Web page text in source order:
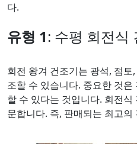
다.
유형 1: 수평 회전식
회전 왕겨 건조기는 광석, 점
조할 수 있습니다. 중요한 것
할 수 있다는 것입니다. 회전
문합니다. 즉, 판매되는 최고의